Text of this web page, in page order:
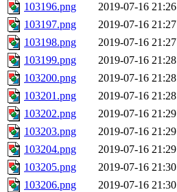
103196.png
2019-07-16 21:26
103197.png
2019-07-16 21:27
103198.png
2019-07-16 21:27
103199.png
2019-07-16 21:28
103200.png
2019-07-16 21:28
103201.png
2019-07-16 21:28
103202.png
2019-07-16 21:29
103203.png
2019-07-16 21:29
103204.png
2019-07-16 21:29
103205.png
2019-07-16 21:30
103206.png
2019-07-16 21:30